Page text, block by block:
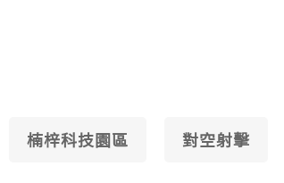
楠梓科技園區 對空射擊